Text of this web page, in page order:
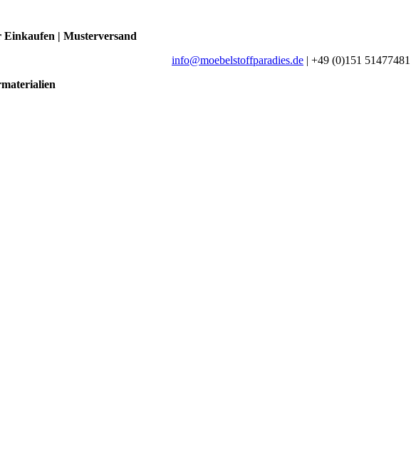
| Musterversand
info@moebelstoffparadies.de | +49 (0)151 51477481